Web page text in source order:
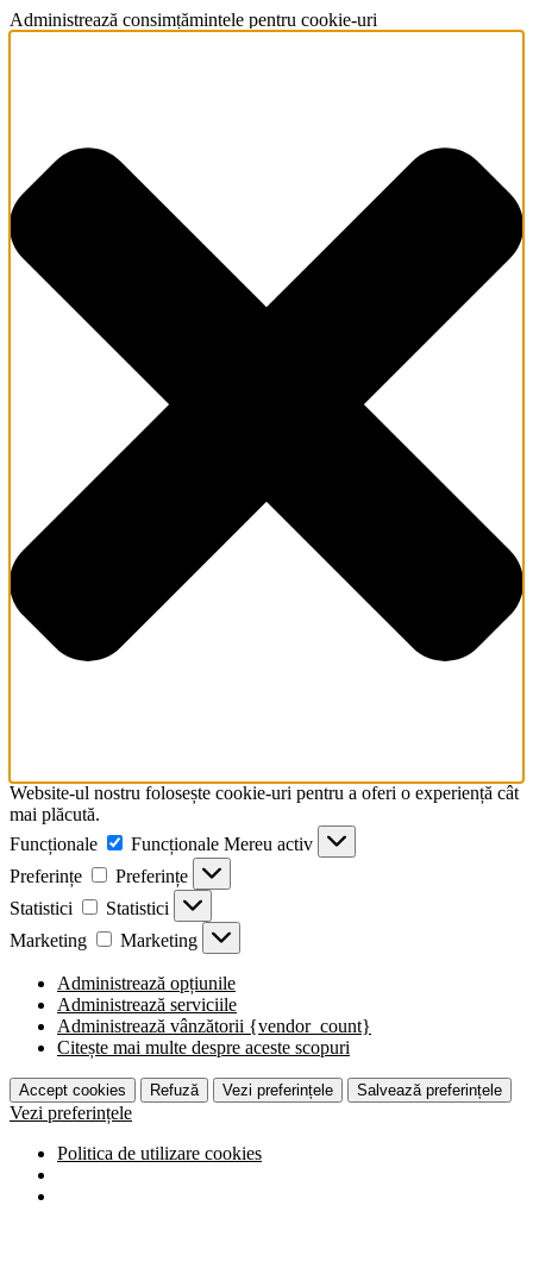
Administrează consimțămintele pentru cookie-uri
Website-ul nostru folosește cookie-uri pentru a oferi o experiență cât
mai plăcută.
Funcționale
Funcționale Mereu activ
Preferințe
Preferințe
Statistici
Statistici
Marketing
Marketing
Administrează opțiunile
Administrează serviciile
Administrează vânzătorii {vendor_count}
Citește mai multe despre aceste scopuri
Accept cookies Refuză Vezi preferințele Salvează preferințele
Vezi preferințele
Politica de utilizare cookies